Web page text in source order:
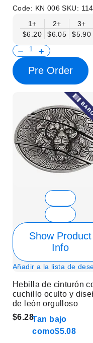
Code: KN 006SKU:
1+
$6.20
2+
$6.05
3+
$5.90
Pre Order
Show Product
Info
Añadir a la lista de
Hebilla de cinturón
cuchillo oculto y
de león orgulloso
$6.28Tan bajo
como$5.08